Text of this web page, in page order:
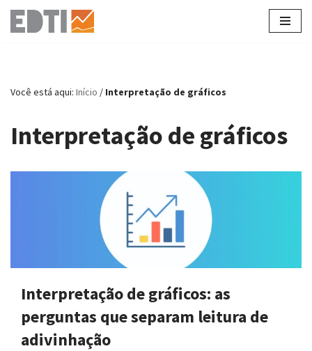
Pular
conteúdo
Você está aqui: Início / Interpretação de gráficos
Interpretação de gráficos
Interpretação de gráficos: as
perguntas que separam leitura de
adivinhação